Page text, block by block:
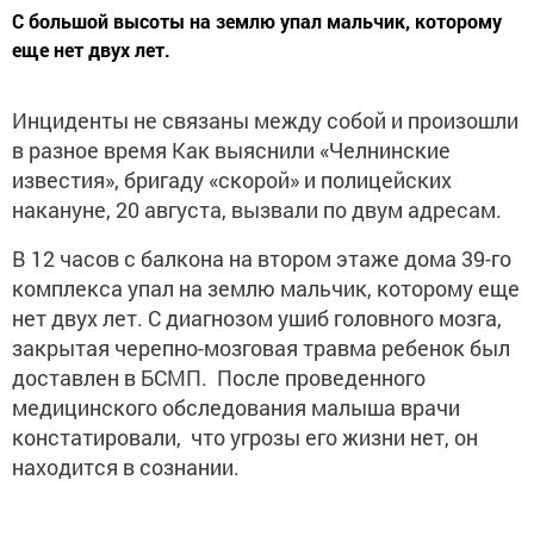
С большой высоты на землю упал мальчик, которому
еще нет двух лет.
Инциденты не связаны между собой и произошли
в разное время Как выяснили «Челнинские
известия», бригаду «скорой» и полицейских
накануне, 20 августа, вызвали по двум адресам.
В 12 часов с балкона на втором этаже дома 39-го
комплекса упал на землю мальчик, которому еще
нет двух лет. С диагнозом ушиб головного мозга,
закрытая черепно-мозговая травма ребенок был
доставлен в БСМП. После проведенного
медицинского обследования малыша врачи
констатировали, что угрозы его жизни нет, он
находится в сознании.